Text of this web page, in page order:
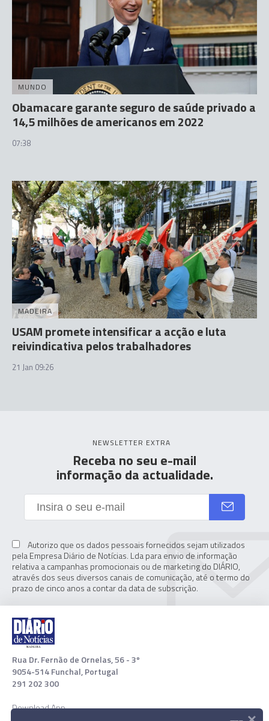
MUNDO
Obamacare garante seguro de saúde privado a
14,5 milhões de americanos em 2022
07:38
MADEIRA
USAM promete intensificar a acção e luta
reivindicativa pelos trabalhadores
21 Jan 09:26
NEWSLETTER EXTRA
Receba no seu e-mail
informação da actualidade.
Autorizo que os dados pessoais fornecidos sejam utilizados
pela Empresa Diário de Notícias. Lda para envio de informação
relativa a campanhas promocionais ou de marketing do DIÁRIO,
através dos seus diversos canais de comunicação, até o termo do
prazo de cinco anos a contar da data de subscrição.
Rua Dr. Fernão de Ornelas, 56 - 3º
9054-514 Funchal, Portugal
291 202 300
Download App